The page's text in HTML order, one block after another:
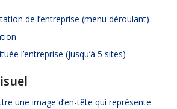
de l’entreprise (menu déroulant)
l’entreprise (jusqu’à 5 sites)
une image d’en-tête qui représente